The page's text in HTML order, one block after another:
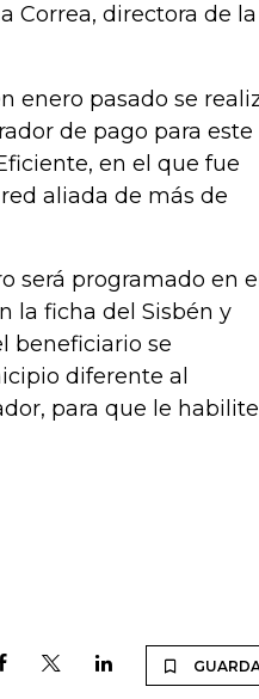
Correa, directora de la
enero pasado se
de pago para este
en el que fue
aliada de más de
será programado en el
la ficha del Sisbén y
beneficiario se
diferente al
para que le habilite